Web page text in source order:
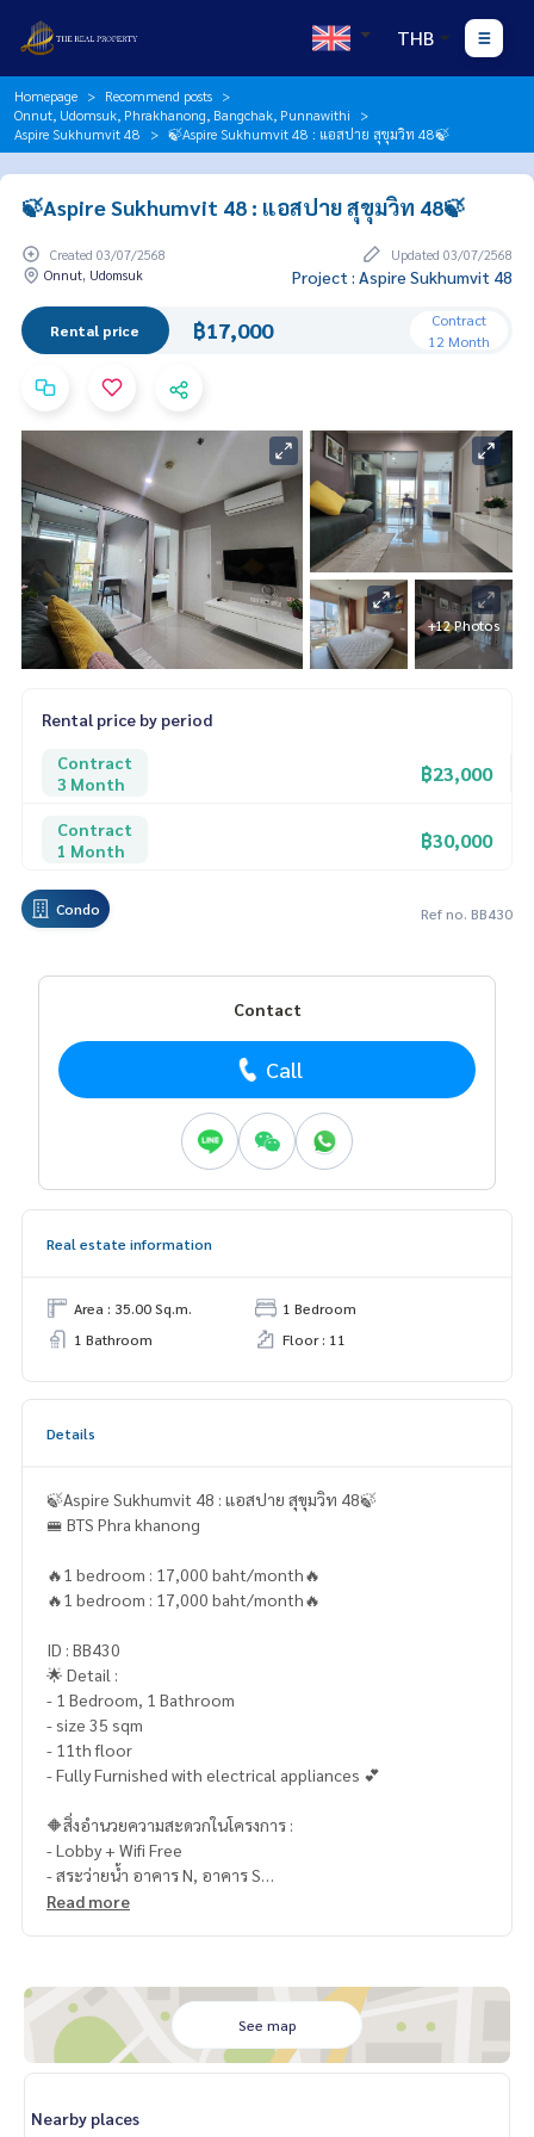
THB
Homepage
Recommend posts
Onnut, Udomsuk, Phrakhanong, Bangchak, Punnawithi
Aspire Sukhumvit 48
🍃Aspire Sukhumvit 48 : แอสปาย สุขุมวิท 48🍃
🍃Aspire Sukhumvit 48 : แอสปาย สุขุมวิท 48🍃
Created 03/07/2568
Updated 03/07/2568
Onnut, Udomsuk
Project : Aspire Sukhumvit 48
Rental price ฿17,000
Contract
12 Month
+12 Photos
Rental price by period
Contract
3 Month
฿23,000
Contract
1 Month
฿30,000
Condo Ref no. BB430
Contact
Call
Real estate information
Area : 35.00 Sq.m.
1 Bedroom
1 Bathroom
Floor : 11
Details
🍃Aspire Sukhumvit 48 : แอสปาย สุขุมวิท 48🍃
🚝 BTS Phra khanong
🔥1 bedroom : 17,000 baht/month🔥
🔥1 bedroom : 17,000 baht/month🔥
ID : BB430
🌟 Detail :
- 1 Bedroom, 1 Bathroom
- size 35 sqm
- 11th floor
- Fully Furnished with electrical appliances 💕
🔶สิ่งอำนวยความสะดวกในโครงการ :
- Lobby + Wifi Free
- สระว่ายน้ำ อาคาร N, อาคาร S
- ฟิตเนส อาคาร N, อาคาร S
- ประตู Key Card
- เข้า-ออกระบบ Auto Access Card
- ระบบรักษาความปลอดภัยตลอด 24 ชม.
- ใกล้ BTS พระโขนง : 650 เมตร
Read more
See map
Nearby places